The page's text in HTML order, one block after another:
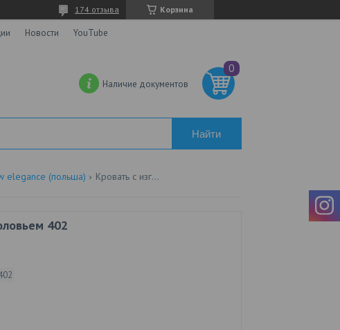
Корзина
174 отзыва
Новости YouTube
Наличие документов
Найти
elegance (польша) Кровать с изголовьем 402
402